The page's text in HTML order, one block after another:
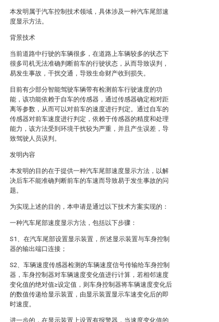
本发明属于汽车控制技术领域，具体涉及一种汽车尾部速
度显示方法。
背景技术
当前道路中行驶的车辆很多，在道路上车辆较多的状态下
很多司机无法准确判断前车的行驶状态，从而导致误判，
易发生事故，干扰交通，导致生命财产收到损失。
目前有少部分智能驾驶车辆带有检测前车行驶速度的功
能，该功能依赖于自车的传感器，通过传感器确定相对距
离等参数，从而可以对前车的速度进行判定。通过自车的
传感器对前车速度进行判定，依赖于传感器的精度和处理
能力，该方法受到环境干扰较为严重，并且产生误差，导
致驾驶人员误判。
发明内容
本发明的目的在于提供一种汽车尾部速度显示方法，以解
决后车不能准确判断前车的车速而导致易于发生事故的问
题。
为实现上述的目的，本申请是通过以下技术方案实现的：
一种汽车尾部速度显示方法，包括以下步骤：
S1、在汽车尾部设置显示装置，所述显示装置与车身控制
器的输出端口连接；
S2、车辆速度传感器检测的车辆速度信号传输给车身控制
器，车身控制器对车辆速度变化值进行计算，若相邻速度
变化值的绝对值≥设定值，则车身控制器将车辆速度变化后
的数值传递给显示装置，由显示装置显示车速变化后的即
时速度。
进一步的，在显示装置上设置有报警器，当速度变化值的